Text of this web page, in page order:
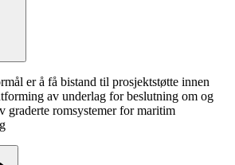
er å få bistand til prosjektstøtte innen
av underlag for beslutning om og
graderte romsystemer for maritim